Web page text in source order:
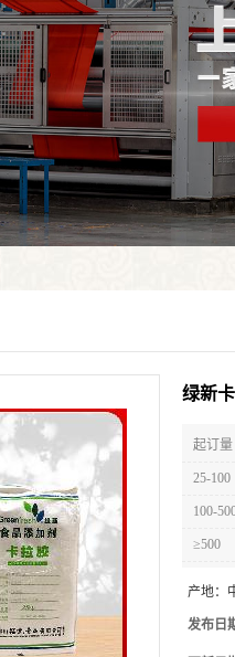
绿新
起订
25-100
100-
≥500
产地：
发布日